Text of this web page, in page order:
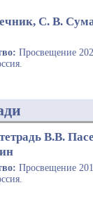
С. В.
Просвещение
В.В.
Просвещение